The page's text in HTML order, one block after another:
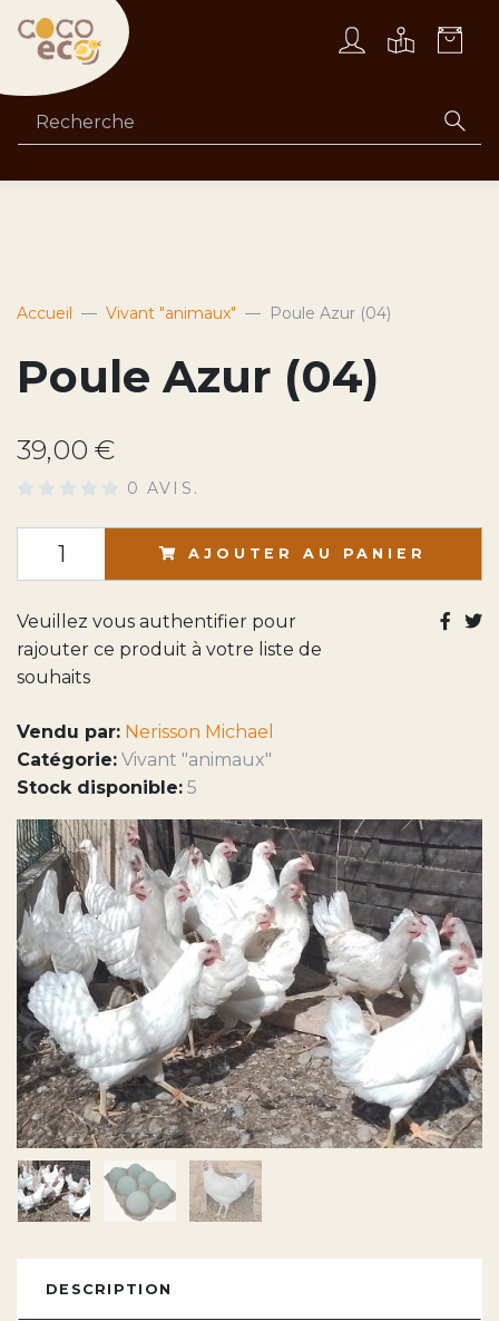
Accueil Vivant "animaux" Poule Azur (04)
Poule Azur (04)
39,00 €
0 AVIS.
AJOUTER AU PANIER
Veuillez vous authentifier pour
rajouter ce produit à votre liste de
souhaits
Vendu par: Nerisson Michael
Catégorie: Vivant "animaux"
Stock disponible: 5
DESCRIPTION